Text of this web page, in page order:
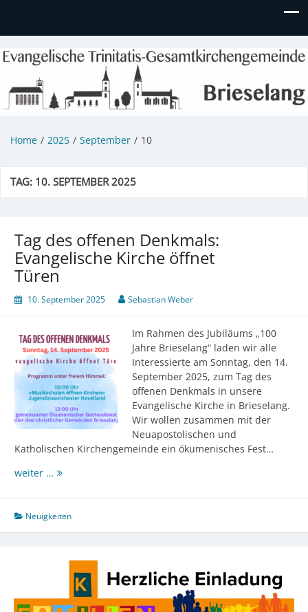
Evangelische Kirchengemeinde
Brieselang
Informationen zu Veranstaltungen, Gemeindeleben und
unserem Kindergarten
Home 2025 September 10
TAG: 10. SEPTEMBER 2025
Tag des offenen Denkmals:
Evangelische Kirche öffnet
Türen
10. September 2025 Sebastian Weber
Im Rahmen des Jubiläums „100
Jahre Brieselang“ laden wir alle
Interessierte am Sonntag, den 14.
September 2025, zum Tag des
offenen Denkmals in unsere
Evangelische Kirche in Brieselang.
Wir wollen zusammen mit der
Neuapostolischen und
Katholischen Kirchengemeinde ein ökumenisches Fest…
weiter … Tag
Denkmals:
Evangelische
öffnet
Türen
Neuigkeiten